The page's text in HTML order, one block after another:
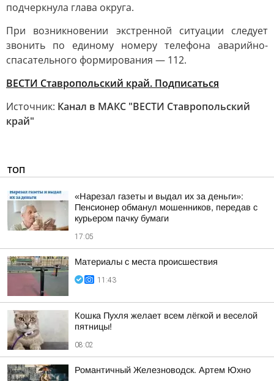
подчеркнула глава округа.
При возникновении экстренной ситуации следует
звонить по единому номеру телефона аварийно-
спасательного формирования — 112.
ВЕСТИ Ставропольский край. Подписаться
Источник: Канал в МАКС "ВЕСТИ Ставропольский
край"
ТОП
«Нарезал газеты и выдал их за деньги»:
Пенсионер обманул мошенников, передав с
курьером пачку бумаги
17:05
Материалы с места происшествия
11:43
Кошка Пухля желает всем лёгкой и веселой
пятницы!
08:02
Романтичный Железноводск. Артем Юхно